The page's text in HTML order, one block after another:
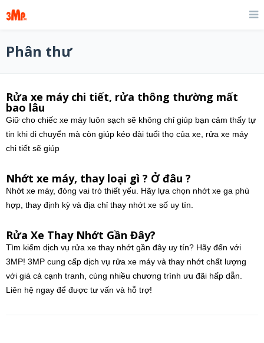
Phân thư
Rửa xe máy chi tiết, rửa thông thường mất
bao lâu
Giữ cho chiếc xe máy luôn sạch sẽ không chỉ giúp bạn cảm thấy tự
tin khi di chuyển mà còn giúp kéo dài tuổi thọ của xe, rửa xe máy
chi tiết sẽ giúp
Nhớt xe máy, thay loại gì ? Ở đâu ?
Nhớt xe máy, đóng vai trò thiết yếu. Hãy lựa chọn nhớt xe ga phù
hợp, thay định kỳ và địa chỉ thay nhớt xe số uy tín.
Rửa Xe Thay Nhớt Gần Đây?
Tìm kiếm dịch vụ rửa xe thay nhớt gần đây uy tín? Hãy đến với
3MP! 3MP cung cấp dịch vụ rửa xe máy và thay nhớt chất lượng
với giá cả cạnh tranh, cùng nhiều chương trình ưu đãi hấp dẫn.
Liên hệ ngay để được tư vấn và hỗ trợ!